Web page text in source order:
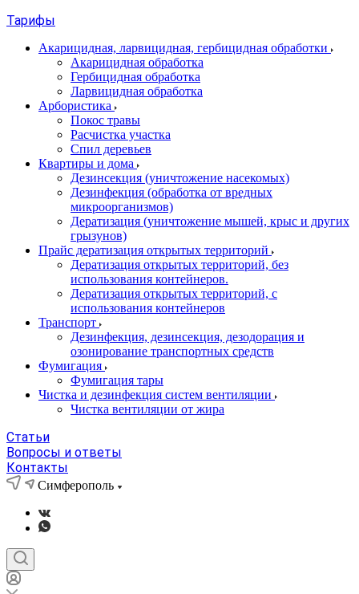
Тарифы
Акарицидная, ларвицидная, гербицидная обработки
Акарицидная обработка
Гербицидная обработка
Ларвицидная обработка
Арбористика
Покос травы
Расчистка участка
Спил деревьев
Квартиры и дома
Дезинсекция (уничтожение насекомых)
Дезинфекция (обработка от вредных
микроорганизмов)
Дератизация (уничтожение мышей, крыс и других
грызунов)
Прайс дератизация открытых территорий
Дератизация открытых территорий, без
использования контейнеров.
Дератизация открытых территорий, с
использования контейнеров
Транспорт
Дезинфекция, дезинсекция, дезодорация и
озонирование транспортных средств
Фумигация
Фумигация тары
Чистка и дезинфекция систем вентиляции
Чистка вентиляции от жира
Статьи
Вопросы и ответы
Контакты
Симферополь